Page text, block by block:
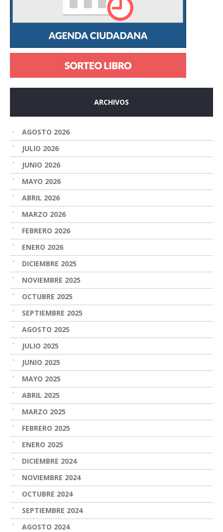
ARCHIVOS
AGOSTO 2026
JULIO 2026
JUNIO 2026
MAYO 2026
ABRIL 2026
MARZO 2026
FEBRERO 2026
ENERO 2026
DICIEMBRE 2025
NOVIEMBRE 2025
OCTUBRE 2025
SEPTIEMBRE 2025
AGOSTO 2025
JULIO 2025
JUNIO 2025
MAYO 2025
ABRIL 2025
MARZO 2025
FEBRERO 2025
ENERO 2025
DICIEMBRE 2024
NOVIEMBRE 2024
OCTUBRE 2024
SEPTIEMBRE 2024
AGOSTO 2024